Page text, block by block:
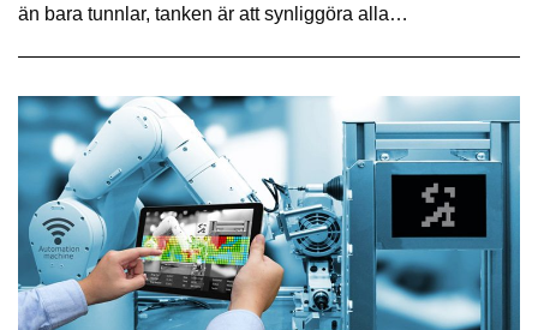
än bara tunnlar, tanken är att synliggöra alla…